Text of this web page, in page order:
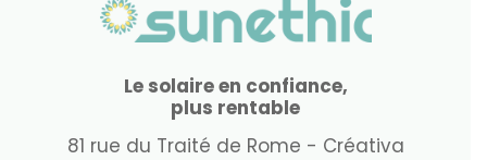
Le solaire en confiance,
plus rentable
81 rue du Traité de Rome - Créativa